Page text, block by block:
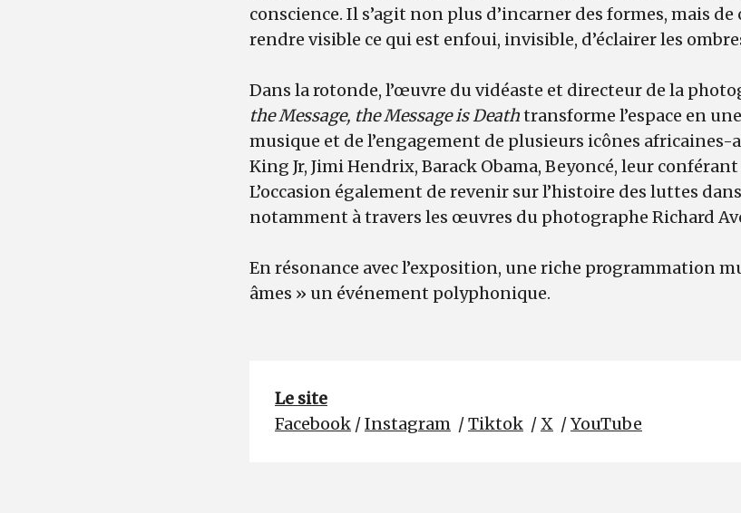
conscience. Il s’agit non plus d’incarner des formes, mais
rendre visible ce qui est enfoui, invisible, d’éclairer les
Dans la rotonde, l’œuvre du vidéaste et directeur de la
the Message, the Message is Deathtransforme l’espace en
musique et de l’engagement de plusieurs icônes
King Jr, Jimi Hendrix, Barack Obama, Beyoncé, leur
L’occasion également de revenir sur l’histoire des luttes
notamment à travers les œuvres du photographe Richard
En résonance avec l’exposition, une riche programmation
âmes » un événement polyphonique.
Le site
Facebook /Instagram /Tiktok /X /YouTube